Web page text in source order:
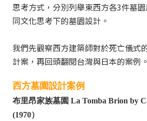
思考方式，分別列舉東西方各3件墓
同文化思考下的墓園設計。
我們先觀察西方建築師對於死亡儀式
計案，再回頭翻閱台灣與日本的案例。
西方墓園設計案例
布里昂家族墓園 La Tomba Brion by
(1970）